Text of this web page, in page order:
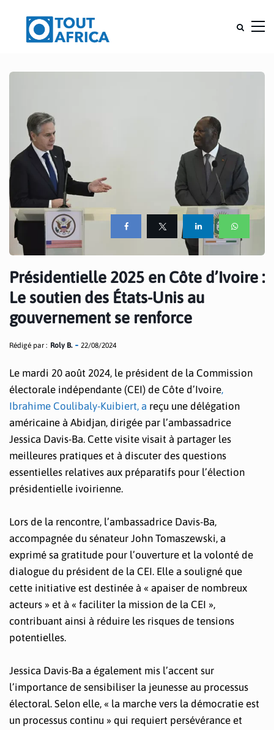
Présidentielle 2025 en Côte d’Ivoire :
Le soutien des États-Unis au
gouvernement se renforce
Rédigé par : Roly B. 22/08/2024
Le mardi 20 août 2024, le président de la Commission
électorale indépendante (CEI) de Côte d’Ivoire,
Ibrahime Coulibaly-Kuibiert, a reçu une délégation
américaine à Abidjan, dirigée par l’ambassadrice
Jessica Davis-Ba. Cette visite visait à partager les
meilleures pratiques et à discuter des questions
essentielles relatives aux préparatifs pour l’élection
présidentielle ivoirienne.
Lors de la rencontre, l’ambassadrice Davis-Ba,
accompagnée du sénateur John Tomaszewski, a
exprimé sa gratitude pour l’ouverture et la volonté de
dialogue du président de la CEI. Elle a souligné que
cette initiative est destinée à « apaiser de nombreux
acteurs » et à « faciliter la mission de la CEI »,
contribuant ainsi à réduire les risques de tensions
potentielles.
Jessica Davis-Ba a également mis l’accent sur
l’importance de sensibiliser la jeunesse au processus
électoral. Selon elle, « la marche vers la démocratie est
un processus continu » qui requiert persévérance et